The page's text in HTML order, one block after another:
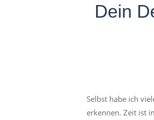
Dein
Selbst habe ich
erkennen. Zeit ist